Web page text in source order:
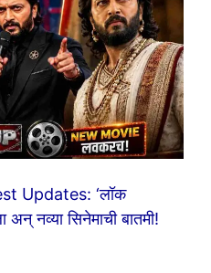
Updates: ‘लॉक
अन् नव्या सिनेमाची बातमी!